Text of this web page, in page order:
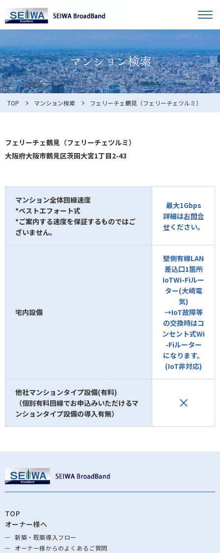
オーナー様へ
入居者様へ
お知らせ
利用規約
お問合せ マンション検索
TOP マンション検索 フェリーチェ鶴見（フェリーチェツルミ）
フェリーチェ鶴見（フェリーチェツルミ）
大阪府大阪市鶴見区茨田大宮1丁目2-43
マンション全体回線速度
*ベストエフォート式
*ご案内する速度を保証するものではご
ざいません。
最大1Gbps
詳細はお問合
せください。
宅内設備
壁側有線LAN
差込口1箇所
IoTWi-Fiルー
ター(大崎電
気)
→IoT故障等
の交換時はコ
ンセント式Wi
-Fiルーター
になります。
(IoT非対応)
他社マンションタイプ設備(有料)
（個別有料回線でお申込みいただけるマ
ンションタイプ設備の導入有無）
TOP
オーナー様へ
新築・既築導⼊フロー
オーナー様からのよくあるご質問